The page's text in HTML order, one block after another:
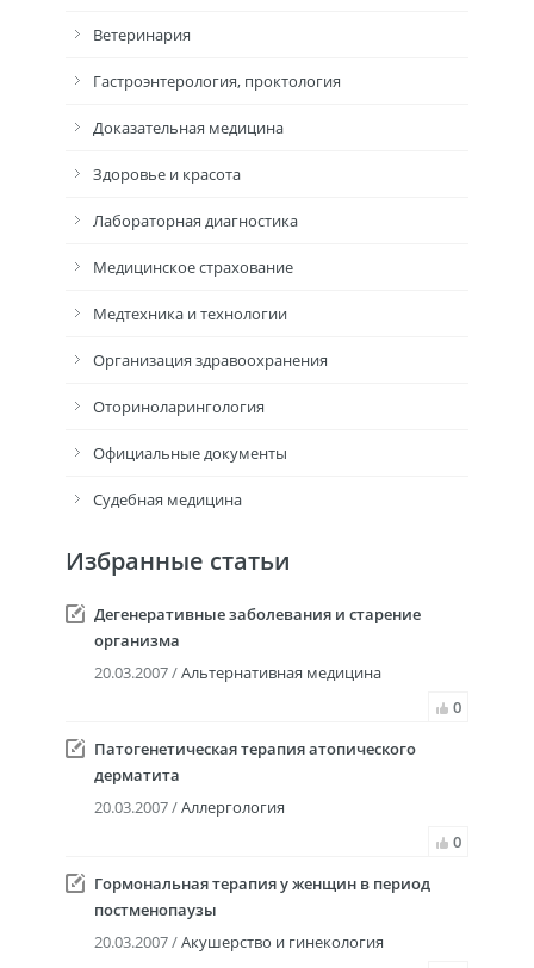
Ветеринария
Гастроэнтерология, проктология
Доказательная медицина
Здоровье и красота
Лабораторная диагностика
Медицинское страхование
Медтехника и технологии
Организация здравоохранения
Оториноларингология
Официальные документы
Судебная медицина
Избранные статьи
Дегенеративные заболевания и старение
организма
20.03.2007 /Альтернативная медицина
0
Патогенетическая терапия атопического
дерматита
20.03.2007 /Аллергология
0
Гормональная терапия у женщин в период
постменопаузы
20.03.2007 /Акушерство и гинекология